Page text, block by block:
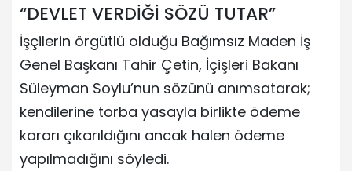
“DEVLET VERDİĞİ SÖZÜ TUTAR”
İşçilerin örgütlü olduğu Bağımsız Maden İş
Genel Başkanı Tahir Çetin, İçişleri Bakanı
Süleyman Soylu’nun sözünü anımsatarak;
kendilerine torba yasayla birlikte ödeme
kararı çıkarıldığını ancak halen ödeme
yapılmadığını söyledi.